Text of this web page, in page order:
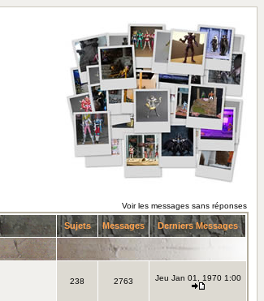
Voir les messages sans réponses
Sujets Messages Derniers Messages
238 2763 Jeu Jan 01, 1970 1:00